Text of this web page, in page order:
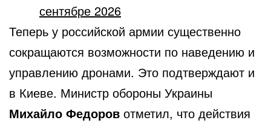
сентябре 2026
Теперь у российской армии существенно
сокращаются возможности по наведению и
управлению дронами. Это подтверждают и
в Киеве. Министр обороны Украины
Михайло Федоров отметил, что действия